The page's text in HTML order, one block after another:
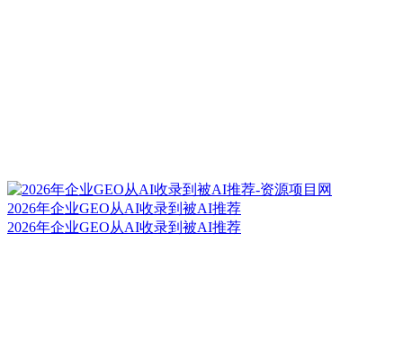
2026年企业GEO从AI收录到被AI推荐
2026年企业GEO从AI收录到被AI推荐